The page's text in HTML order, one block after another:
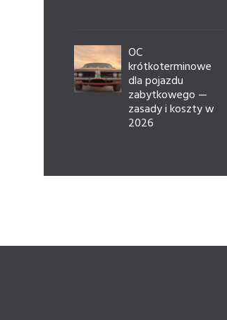
OC
krótkoterminowe
dla pojazdu
zabytkowego —
zasady i koszty w
2026